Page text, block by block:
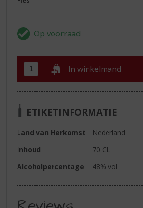
In winkelmand
ETIKETINFORMATIE
Land van Herkomst
Nederland
Inhoud
70 CL
Alcoholpercentage
48% vol